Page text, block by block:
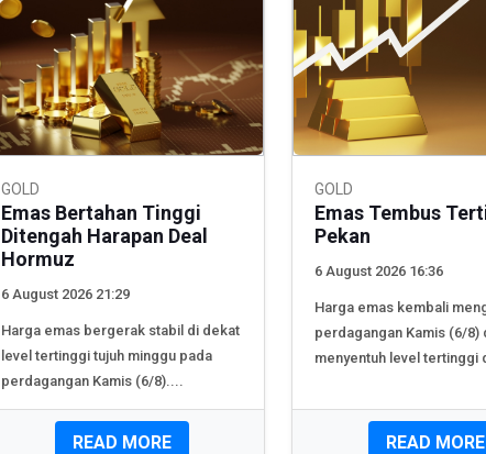
GOLD
Emas Bertahan Tinggi
Ditengah Harapan Deal
Hormuz
6 August 2026 21:29
Harga emas bergerak stabil di dekat
level tertinggi tujuh minggu pada
perdagangan Kamis (6/8)....
READ MORE
GOLD
Emas Tembus
Pekan
6 August 2026 16:36
Harga emas kembali
perdagangan Kamis (6/8)
menyentuh level tertinggi
READ MORE